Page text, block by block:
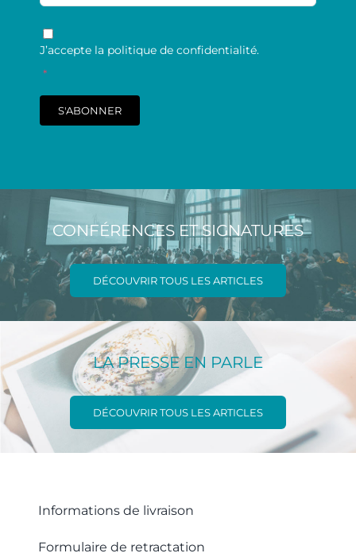
RGPD
J’accepte la politique de confidentialité.
*
S'ABONNER
CONFÉRENCES ET SIGNATURES
DÉCOUVRIR TOUS LES ARTICLES
LA PRESSE EN PARLE
DÉCOUVRIR TOUS LES ARTICLES
Informations de livraison
Formulaire de retractation